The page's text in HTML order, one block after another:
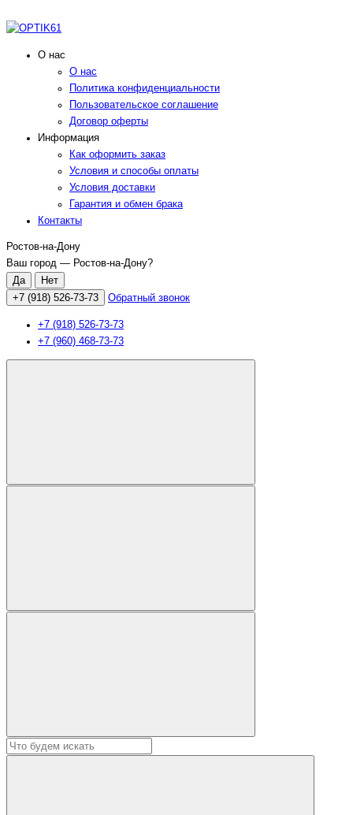
О нас
О нас
Политика конфиденциальности
Пользовательское соглашение
Договор оферты
Информация
Как оформить заказ
Условия и способы оплаты
Условия доставки
Гарантия и обмен брака
Контакты
Ростов-на-Дону
Ваш город — Ростов-на-Дону?
+7 (918) 526-73-73 Обратный звонок
+7 (918) 526-73-73
+7 (960) 468-73-73